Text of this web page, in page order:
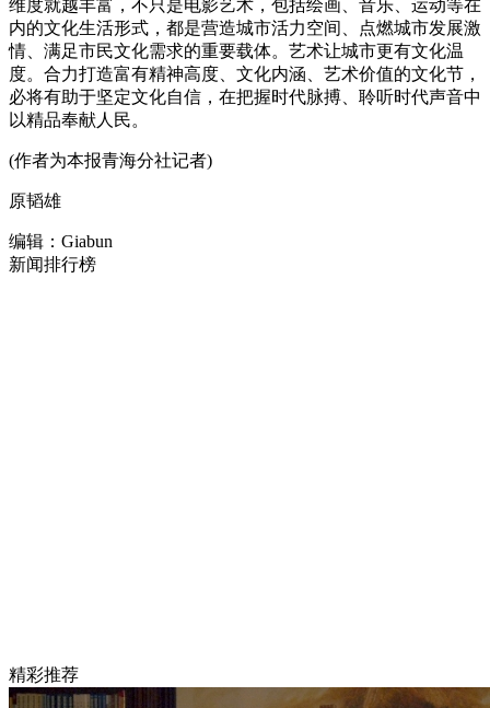
维度就越丰富，不只是电影艺术，包括绘画、音乐、运动等在
内的文化生活形式，都是营造城市活力空间、点燃城市发展激
情、满足市民文化需求的重要载体。艺术让城市更有文化温
度。合力打造富有精神高度、文化内涵、艺术价值的文化节，
必将有助于坚定文化自信，在把握时代脉搏、聆听时代声音中
以精品奉献人民。
(作者为本报青海分社记者)
原韬雄
编辑：Giabun
新闻排行榜
精彩推荐